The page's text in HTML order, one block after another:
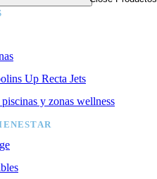
Up Recta Jets
y zonas wellness